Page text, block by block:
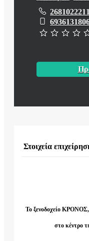
2681022211
Στοιχεία
Το ξενοδοχείο ΚΡΟΝΟΣ,
στο κέντρο